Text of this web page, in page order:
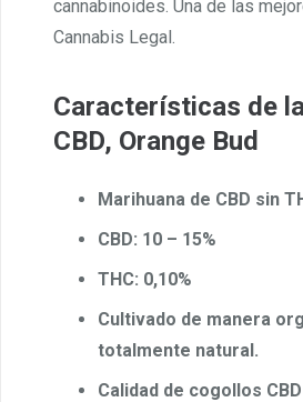
cannabinoides. Una de las
Cannabis Legal.
Características de
CBD, Orange Bud
Marihuana de CBD sin
CBD: 10 – 15%
THC: 0,10%
Cultivado de manera
totalmente natural.
Calidad de cogollos